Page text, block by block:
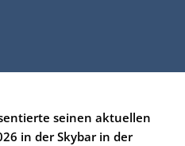
seinen aktuellen
in der Skybar in der